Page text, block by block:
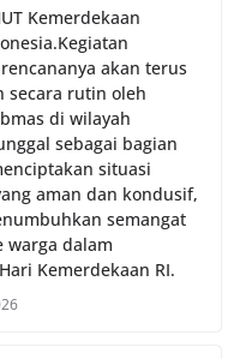
Kemerdekaan
akan terus
secara rutin oleh
di wilayah
sebagai bagian
situasi
aman dan kondusif,
semangat
warga dalam
Kemerdekaan RI.